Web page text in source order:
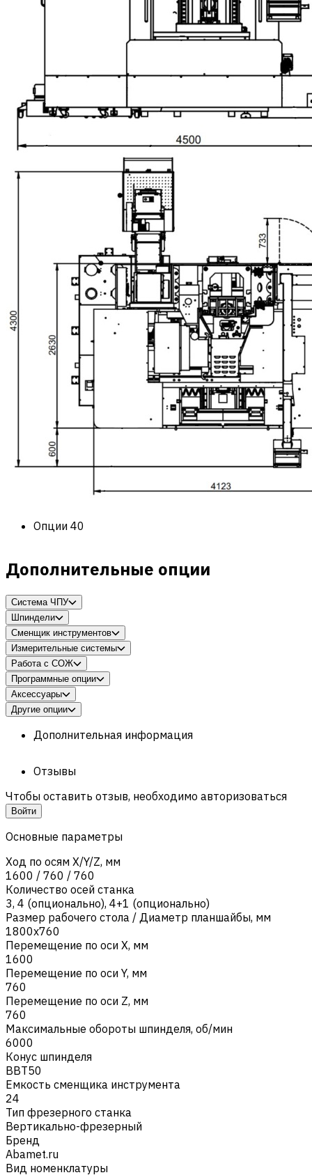
Опции 40
Дополнительные опции
Система ЧПУ
Шпиндели
Сменщик инструментов
Измерительные системы
Работа с СОЖ
Программные опции
Аксессуары
Другие опции
Дополнительная информация
Отзывы
Чтобы оставить отзыв, необходимо авторизоваться
Войти
Основные параметры
Ход по осям X/Y/Z, мм
1600 / 760 / 760
Количество осей станка
3, 4 (опционально), 4+1 (опционально)
Размер рабочего стола / Диаметр планшайбы, мм
1800х760
Перемещение по оси X, мм
1600
Перемещение по оси Y, мм
760
Перемещение по оси Z, мм
760
Максимальные обороты шпинделя, об/мин
6000
Конус шпинделя
BBT50
Емкость сменщика инструмента
24
Тип фрезерного станка
Вертикально-фрезерный
Бренд
Abamet.ru
Вид номенклатуры